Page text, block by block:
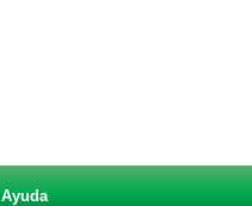
Ayuda